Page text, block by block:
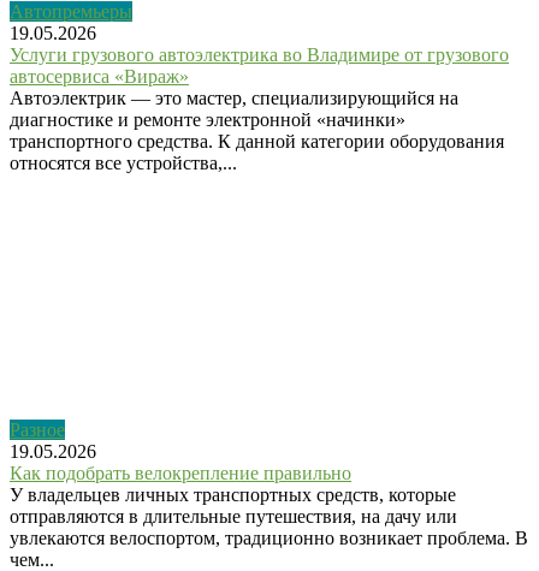
Автопремьеры
19.05.2026
Услуги грузового автоэлектрика во Владимире от грузового
автосервиса «Вираж»
Автоэлектрик — это мастер, специализирующийся на
диагностике и ремонте электронной «начинки»
транспортного средства. К данной категории оборудования
относятся все устройства,...
Разное
19.05.2026
Как подобрать велокрепление правильно
У владельцев личных транспортных средств, которые
отправляются в длительные путешествия, на дачу или
увлекаются велоспортом, традиционно возникает проблема. В
чем...